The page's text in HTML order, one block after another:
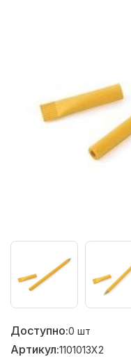
Доступно:0 шт
Артикул:1101013X2